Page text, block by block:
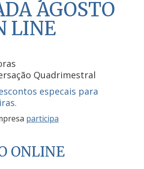
AGOSTO
LINE
Quadrimestral
especais para
participa
ONLINE